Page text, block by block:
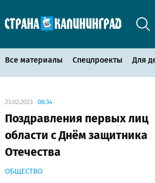
Все материалы Спецпроекты Для
23.02.2023 08:34
Поздравления первых лиц
области с Днём защитника
Отечества
ОБЩЕСТВО